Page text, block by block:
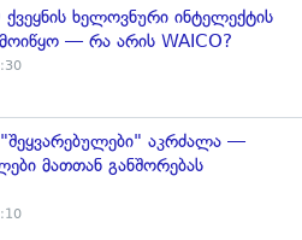
ქვეყნის ხელოვნური ინტელექტის
— რა არის WAICO?
"შეყვარებულები" აკრძალა —
მათთან განშორებას